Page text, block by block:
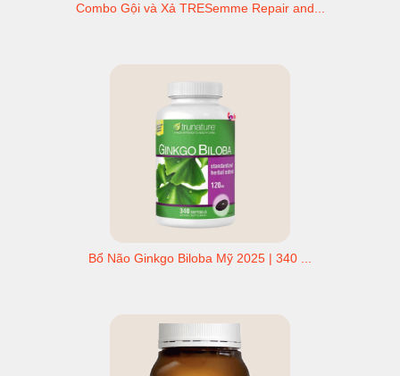
Combo Gội và Xả TRESemme Repair and...
Bổ Não Ginkgo Biloba Mỹ 2025 | 340 ...